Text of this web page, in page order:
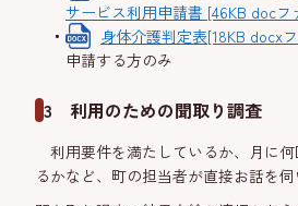
サービス利用申請書 [46KB docフ
身体介護判定表[18KB docx
申請する方のみ
3 利用のための聞取り調査
利用要件を満たしているか、月に
るかなど、町の担当者が直接お話を伺